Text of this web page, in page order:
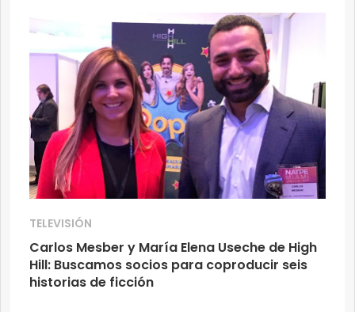
TELEVISIÓN
Carlos Mesber y María Elena Useche de High
Hill: Buscamos socios para coproducir seis
historias de ficción